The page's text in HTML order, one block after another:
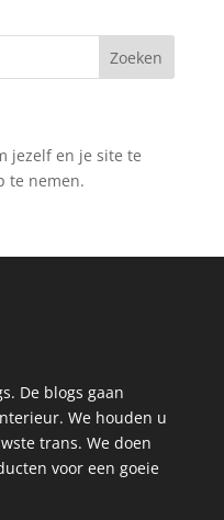
jezelf en je site te
te nemen.
De blogs gaan
We houden u
trans. We doen
voor een goeie